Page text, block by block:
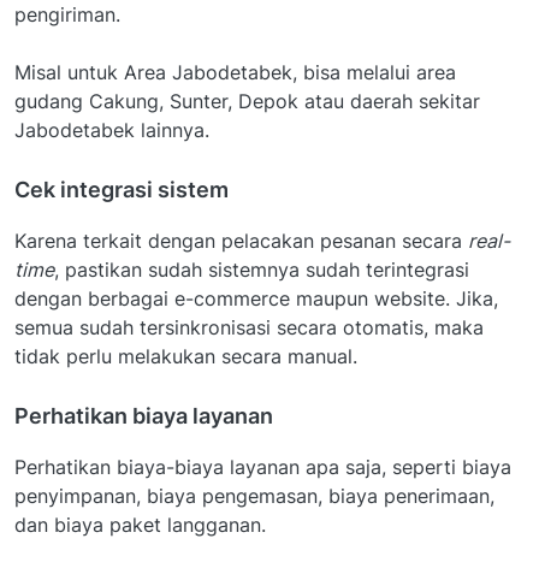
pengiriman.
Misal untuk Area Jabodetabek, bisa melalui area
gudang Cakung, Sunter, Depok atau daerah sekitar
Jabodetabek lainnya.
Cek integrasi sistem
Karena terkait dengan pelacakan pesanan secara real-
time, pastikan sudah sistemnya sudah terintegrasi
dengan berbagai e-commerce maupun website. Jika,
semua sudah tersinkronisasi secara otomatis, maka
tidak perlu melakukan secara manual.
Perhatikan biaya layanan
Perhatikan biaya-biaya layanan apa saja, seperti biaya
penyimpanan, biaya pengemasan, biaya penerimaan,
dan biaya paket langganan.